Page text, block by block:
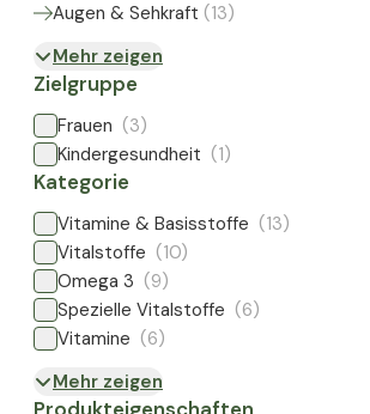
Augen & Sehkraft (13)
Mehr zeigen
Zielgruppe
Frauen (3)
Kindergesundheit (1)
Kategorie
Vitamine & Basisstoffe (13)
Vitalstoffe (10)
Omega 3 (9)
Spezielle Vitalstoffe (6)
Vitamine (6)
Mehr zeigen